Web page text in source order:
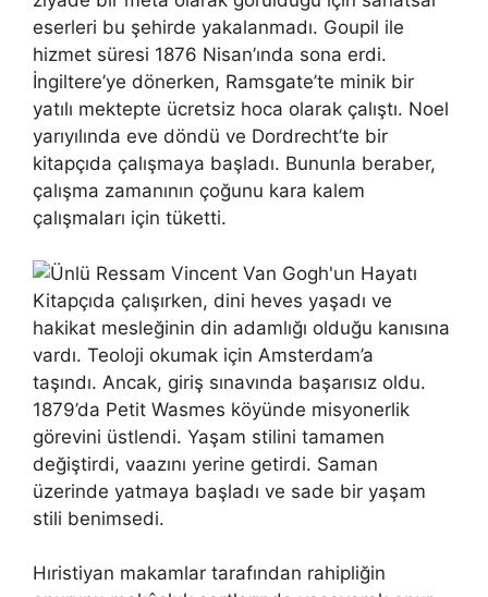
eserleri bu şehirde yakalanmadı. Goupil ile
hizmet süresi 1876 Nisan’ında sona erdi.
İngiltere’ye dönerken, Ramsgate’te minik bir
yatılı mektepte ücretsiz hoca olarak çalıştı. Noel
yarıyılında eve döndü ve Dordrecht’te bir
kitapçıda çalışmaya başladı. Bununla beraber,
çalışma zamanının çoğunu kara kalem
çalışmaları için tüketti.
Kitapçıda çalışırken, dini heves yaşadı ve
hakikat mesleğinin din adamlığı olduğu kanısına
vardı. Teoloji okumak için Amsterdam’a
taşındı. Ancak, giriş sınavında başarısız oldu.
1879’da Petit Wasmes köyünde misyonerlik
görevini üstlendi. Yaşam stilini tamamen
değiştirdi, vaazını yerine getirdi. Saman
üzerinde yatmaya başladı ve sade bir yaşam
stili benimsedi.
Hıristiyan makamlar tarafından rahipliğin